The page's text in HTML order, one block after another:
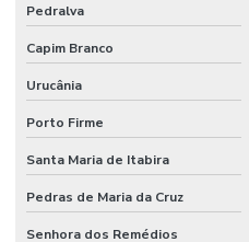
Pedralva
Capim Branco
Urucânia
Porto Firme
Santa Maria de Itabira
Pedras de Maria da Cruz
Senhora dos Remédios